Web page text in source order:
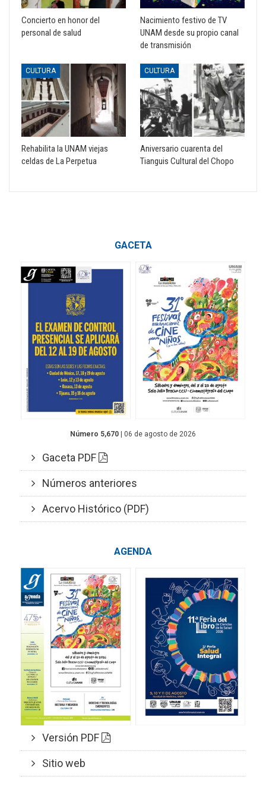
Concierto en honor del
personal de salud
Nacimiento festivo de TV
UNAM desde su propio canal
de transmisión
CULTURA
Rehabilita la UNAM viejas
celdas de La Perpetua
CULTURA
Aniversario cuarenta del
Tianguis Cultural del Chopo
GACETA
Número 5,670 | 06 de agosto de 2026
Gaceta PDF
Números anteriores
Acervo Histórico (PDF)
AGENDA
Versión PDF
Sitio web